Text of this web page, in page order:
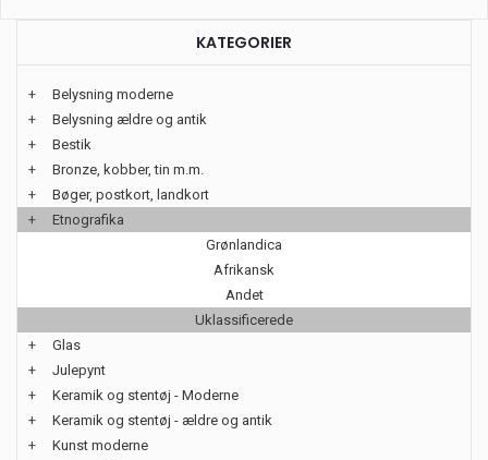
KATEGORIER
+
Belysning moderne
+
Belysning ældre og antik
+
Bestik
+
Bronze, kobber, tin m.m.
+
Bøger, postkort, landkort
+
Etnografika
Grønlandica
Afrikansk
Andet
Uklassificerede
+
Glas
+
Julepynt
+
Keramik og stentøj - Moderne
+
Keramik og stentøj - ældre og antik
+
Kunst moderne